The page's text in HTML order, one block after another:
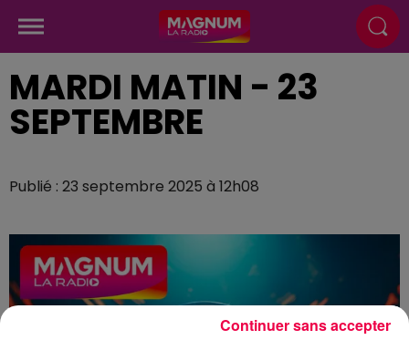
MARDI MATIN - 23
SEPTEMBRE
Publié : 23 septembre 2025 à 12h08
Continuer sans accepter